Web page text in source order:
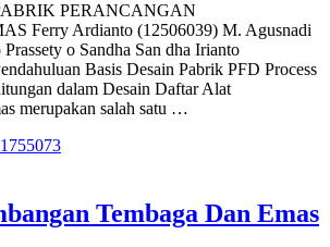
PERANCANGAN
Ferry Ardianto (12506039) M. Agusnadi
o Sandha San dha Irianto
Basis Desain Pabrik PFD Process
dalam Desain Daftar Alat
merupakan salah satu …
Tembaga Dan Emas